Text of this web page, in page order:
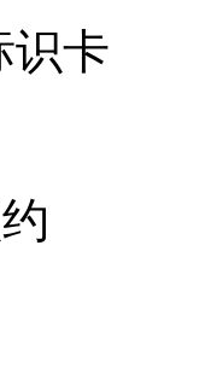
识卡